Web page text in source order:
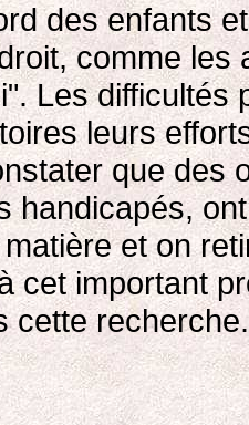
des enfants
comme
Les
leurs
que des
handicapés,
et on
cet important
cette recherche.